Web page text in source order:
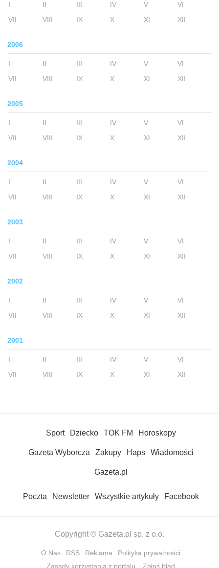
I II III IV V
VI
VII
VIII IX X XI XII
2006
I II III IV V
VI
VII
VIII IX X XI XII
2005
I II III IV V
VI
VII
VIII IX X XI XII
2004
I II III IV V
VI
VII
VIII IX X XI XII
2003
I II III IV V
VI
VII
VIII IX X XI XII
2002
I II III IV V
VI
VII
VIII IX X XI XII
2001
I II III IV V
VI
VII
VIII IX X XI XII
Sport Dziecko TOK FM Horoskopy
Gazeta Wyborcza Zakupy Haps Wiadomości
Gazeta.pl
Poczta Newsletter Wszystkie artykuły Facebook
Copyright © Gazeta.pl sp. z o.o.
O Nas RSS Reklama
Polityka prywatności
Zasady korzystania z portalu
Zgłoś błąd